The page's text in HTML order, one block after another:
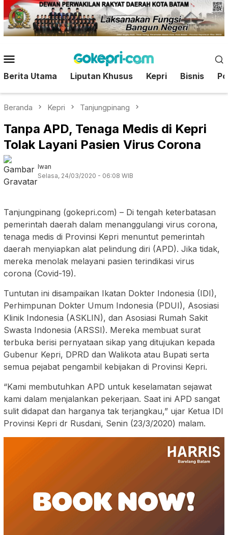
Loncat
ke
konten
Mobile
Berita Utama Liputan Khusus Kepri Bisnis
Beranda Kepri Tanjungpinang
Tanpa APD, Tenaga Medis di Kepri
Tolak Layani Pasien Virus Corona
Iwan
Selasa, 24/03/2020 - 06:08 WIB
Tanjungpinang (gokepri.com) – Di tengah keterbatasan
pemerintah daerah dalam menanggulangi virus corona,
tenaga medis di Provinsi Kepri menuntut pemerintah
daerah menyiapkan alat pelindung diri (APD). Jika tidak,
mereka menolak melayani pasien terindikasi virus
corona (Covid-19).
Tuntutan ini disampaikan Ikatan Dokter Indonesia (IDI),
Perhimpunan Dokter Umum Indonesia (PDUI), Asosiasi
Klinik Indonesia (ASKLIN), dan Asosiasi Rumah Sakit
Swasta Indonesia (ARSSI). Mereka membuat surat
terbuka berisi pernyataan sikap yang ditujukan kepada
Gubenur Kepri, DPRD dan Walikota atau Bupati serta
semua pejabat pengambil kebijakan di Provinsi Kepri.
“Kami membutuhkan APD untuk keselamatan sejawat
kami dalam menjalankan pekerjaan. Saat ini APD sangat
sulit didapat dan harganya tak terjangkau,” ujar Ketua IDI
Provinsi Kepri dr Rusdani, Senin (23/3/2020) malam.